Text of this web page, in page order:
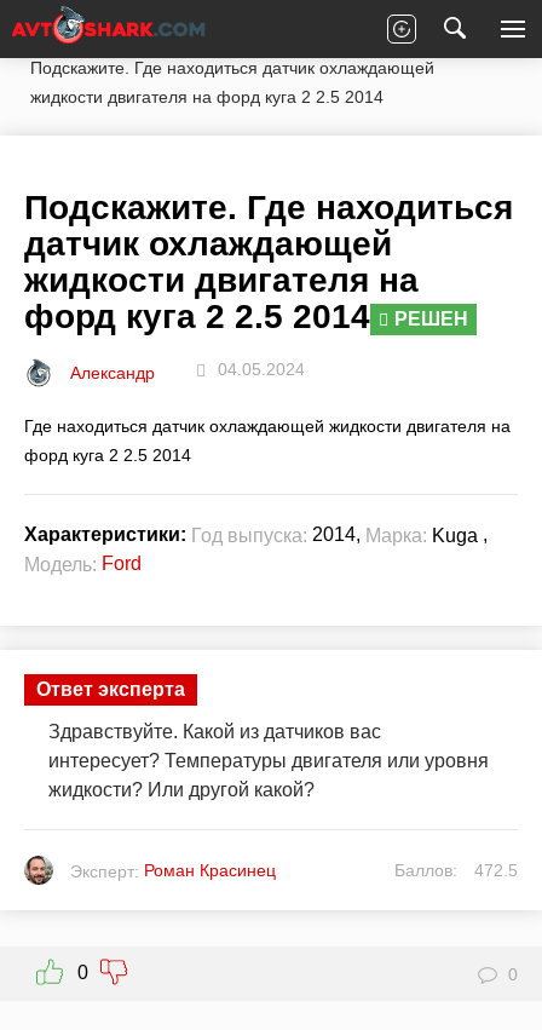
Главная Вопросы экспертам
Kuga
Подскажите. Где находиться датчик охлаждающей
жидкости двигателя на форд куга 2 2.5 2014
Подскажите. Где находиться
датчик охлаждающей
жидкости двигателя на
форд куга 2 2.5 2014
РЕШЕН
Александр 04.05.2024
Где находиться датчик охлаждающей жидкости двигателя на
форд куга 2 2.5 2014
Характеристики: Год выпуска: 2014, Марка: Kuga ,
Модель: Ford
Ответ эксперта
Здравствуйте. Какой из датчиков вас
интересует? Температуры двигателя или уровня
жидкости? Или другой какой?
Эксперт: Роман Красинец Баллов: 472.5
0 0